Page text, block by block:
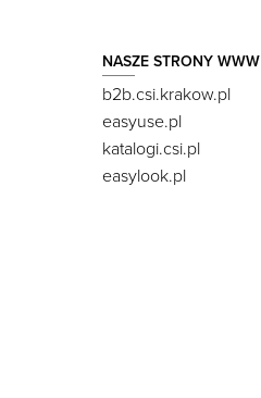
NASZE STRONY WWW
b2b.csi.krakow.pl
easyuse.pl
katalogi.csi.pl
easylook.pl